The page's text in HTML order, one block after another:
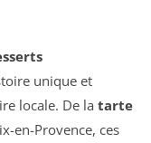
unique et
locale. De la tarte
en-Provence, ces